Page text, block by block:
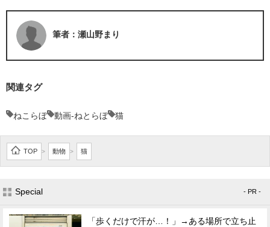
筆者：瀬山野まり
関連タグ
ねこらぼ 動画-ねとらぼ 猫
TOP > 動物 > 猫
Special - PR -
「歩くだけで汗が…！」→ある場所で立ち止